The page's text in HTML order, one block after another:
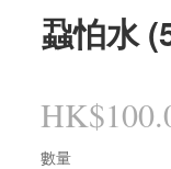
蝨怕水
數量